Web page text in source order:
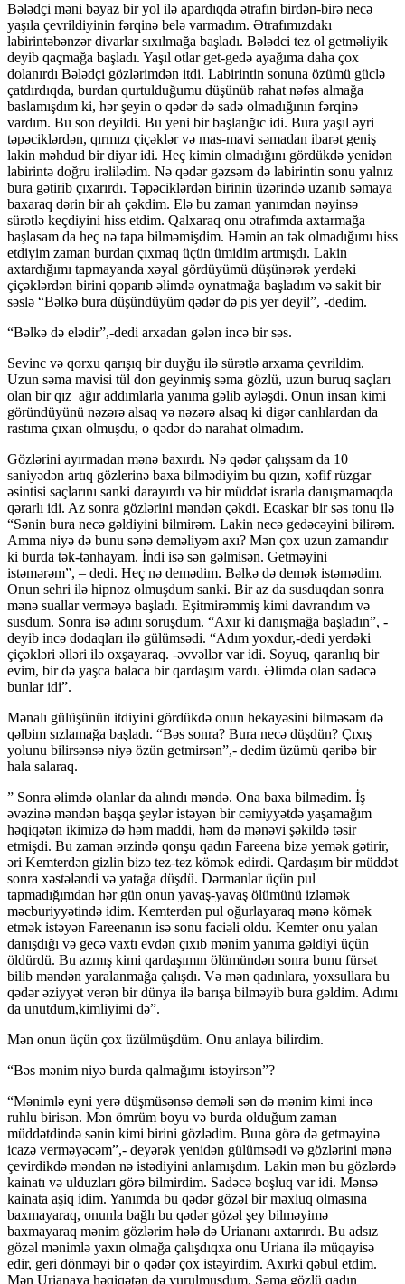
Bələdçi məni bəyaz bir yol ilə apardıqda ətrafın birdən-birə necə
yaşıla çevrildiyinin fərqinə belə varmadım. Ətrafımızdakı
labirintəbənzər divarlar sıxılmağa başladı. Bələdci tez ol getməliyik
deyib qaçmağa başladı. Yaşıl otlar get-gedə ayağıma daha çox
dolanırdı Bələdçi gözlərimdən itdi. Labirintin sonuna özümü güclə
çatdırdıqda, burdan qurtulduğumu düşünüb rahat nəfəs almağa
baslamışdım ki, hər şeyin o qədər də sadə olmadığının fərqinə
vardım. Bu son deyildi. Bu yeni bir başlanğıc idi. Bura yaşıl əyri
təpəciklərdən, qırmızı çiçəklər və mas-mavi səmadan ibarət geniş
lakin məhdud bir diyar idi. Heç kimin olmadığını gördükdə yenidən
labirintə doğru irəlilədim. Nə qədər gəzsəm də labirintin sonu yalnız
bura gətirib çıxarırdı. Təpəciklərdən birinin üzərində uzanıb səmaya
baxaraq dərin bir ah çəkdim. Elə bu zaman yanımdan nəyinsə
sürətlə keçdiyini hiss etdim. Qalxaraq onu ətrafımda axtarmağa
başlasam da heç nə tapa bilməmişdim. Həmin an tək olmadığımı hiss
etdiyim zaman burdan çıxmaq üçün ümidim artmışdı. Lakin
axtardığımı tapmayanda xəyal gördüyümü düşünərək yerdəki
çiçəklərdən birini qoparıb əlimdə oynatmağa başladım və sakit bir
səslə “Bəlkə bura düşündüyüm qədər də pis yer deyil”, -dedim.
“Bəlkə də elədir”,-dedi arxadan gələn incə bir səs.
Sevinc və qorxu qarışıq bir duyğu ilə sürətlə arxama çevrildim.
Uzun səma mavisi tül don geyinmiş səma gözlü, uzun buruq saçları
olan bir qız ağır addımlarla yanıma gəlib əyləşdi. Onun insan kimi
göründüyünü nəzərə alsaq və nəzərə alsaq ki digər canlılardan da
rastıma çıxan olmuşdu, o qədər də narahat olmadım.
Gözlərini ayırmadan mənə baxırdı. Nə qədər çalışsam da 10
saniyədən artıq gözlerinə baxa bilmədiyim bu qızın, xəfif rüzgar
əsintisi saçlarını sanki darayırdı və bir müddət israrla danışmamaqda
qərarlı idi. Az sonra gözlərini məndən çəkdi. Ecaskar bir səs tonu ilə
“Sənin bura necə gəldiyini bilmirəm. Lakin necə gedəcəyini bilirəm.
Amma niyə də bunu sənə deməliyəm axı? Mən çox uzun zamandır
ki burda tək-tənhayam. İndi isə sən gəlmisən. Getməyini
istəmərəm”, – dedi. Heç nə demədim. Bəlkə də demək istəmədim.
Onun sehri ilə hipnoz olmuşdum sanki. Bir az da susduqdan sonra
mənə suallar verməyə başladı. Eşitmirəmmiş kimi davrandım və
susdum. Sonra isə adını soruşdum. “Axır ki danışmağa başladın”, -
deyib incə dodaqları ilə gülümsədi. “Adım yoxdur,-dedi yerdəki
çiçəkləri əlləri ilə oxşayaraq. -əvvəllər var idi. Soyuq, qaranlıq bir
evim, bir də yaşca balaca bir qardaşım vardı. Əlimdə olan sadəcə
bunlar idi”.
Mənalı gülüşünün itdiyini gördükdə onun hekayəsini bilməsəm də
qəlbim sızlamağa başladı. “Bəs sonra? Bura necə düşdün? Çıxış
yolunu bilirsənsə niyə özün getmirsən”,- dedim üzümü qəribə bir
hala salaraq.
” Sonra əlimdə olanlar da alındı məndə. Ona baxa bilmədim. İş
əvəzinə məndən başqa şeylər istəyən bir cəmiyyətdə yaşamağım
həqiqətən ikimizə də həm maddi, həm də mənəvi şəkildə təsir
etmişdi. Bu zaman ərzində qonşu qadın Fareena bizə yemək gətirir,
əri Kemterdən gizlin bizə tez-tez kömək edirdi. Qardaşım bir müddət
sonra xəstələndi və yatağa düşdü. Dərmanlar üçün pul
tapmadığımdan hər gün onun yavaş-yavaş ölümünü izləmək
məcburiyyətində idim. Kemterdən pul oğurlayaraq mənə kömək
etmək istəyən Fareenanın isə sonu faciəli oldu. Kemter onu yalan
danışdığı və gecə vaxtı evdən çıxıb mənim yanıma gəldiyi üçün
öldürdü. Bu azmış kimi qardaşımın ölümündən sonra bunu fürsət
bilib məndən yaralanmağa çalışdı. Və mən qadınlara, yoxsullara bu
qədər əziyyət verən bir dünya ilə barışa bilməyib bura gəldim. Adımı
da unutdum,kimliyimi də”.
Mən onun üçün çox üzülmüşdüm. Onu anlaya bilirdim.
“Bəs mənim niyə burda qalmağımı istəyirsən”?
“Mənimlə eyni yerə düşmüsənsə deməli sən də mənim kimi incə
ruhlu birisən. Mən ömrüm boyu və burda olduğum zaman
müddətdində sənin kimi birini gözlədim. Buna görə də getməyinə
icazə verməyəcəm”,- deyərək yenidən gülümsədi və gözlərini mənə
çevirdikdə məndən nə istədiyini anlamışdım. Lakin mən bu gözlərdə
kainatı və ulduzları görə bilmirdim. Sadəcə boşluq var idi. Mənsə
kainata aşiq idim. Yanımda bu qədər gözəl bir məxluq olmasına
baxmayaraq, onunla bağlı bu qədər gözəl şey bilməyimə
baxmayaraq mənim gözlərim hələ də Uriananı axtarırdı. Bu adsız
gözəl mənimlə yaxın olmağa çalışdıqxa onu Uriana ilə müqayisə
edir, geri dönməyi bir o qədər çox istəyirdim. Axırki qəbul etdim.
Mən Urianaya həqiqətən də vurulmuşdum. Səma gözlü qadın